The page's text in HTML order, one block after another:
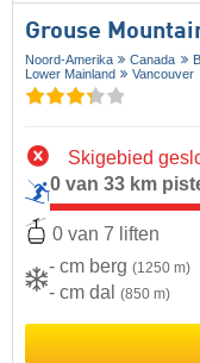
Grouse
Noord-Amerika Canada
Lower Mainland
Vancouver
Skigebied
0 van 33 km
0 van 7 liften
- cm berg (1250 m)
- cm dal (850 m)